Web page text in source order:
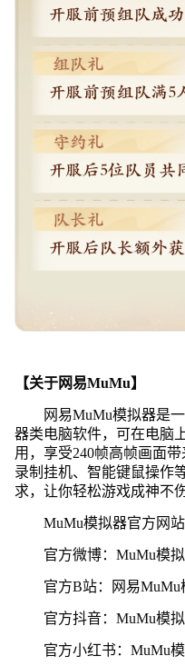
【关于网易MuMu】
网易MuMu模拟器是
器类电脑软件，可在电脑
用，享受240帧高帧画面
录制挂机、智能键鼠操作
求，让你轻松游戏成神不
MuMu模拟器官方网站
官方微博：MuMu模
官方B站：网易MuMu
官方抖音：MuMu模
官方小红书：MuMu